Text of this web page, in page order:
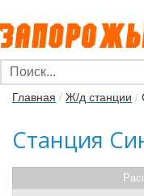
Главная / Ж/д станции /
Станция